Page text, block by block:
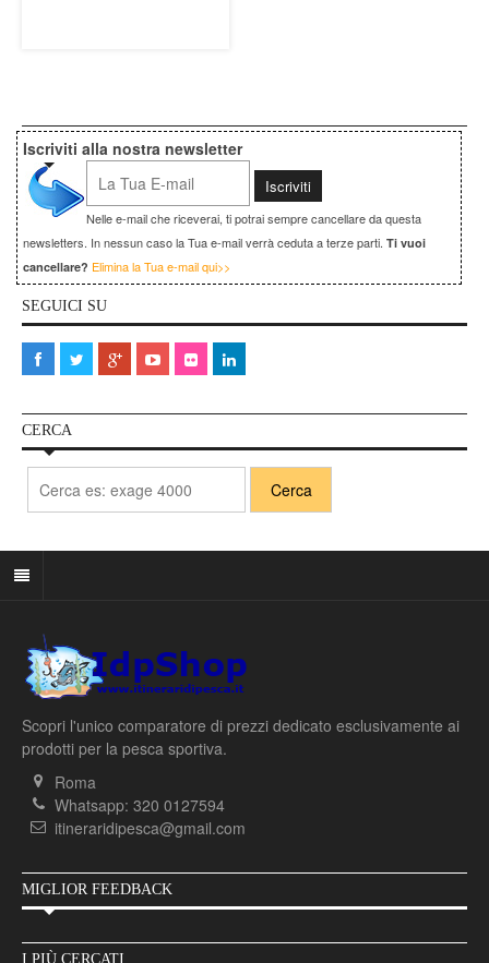
Iscriviti alla nostra newsletter
Nelle e-mail che riceverai, ti potrai sempre cancellare da questa
newsletters. In nessun caso la Tua e-mail verrà ceduta a terze parti. Ti vuoi
cancellare? Elimina la Tua e-mail qui>>
SEGUICI SU
CERCA
Scopri l'unico comparatore di prezzi dedicato esclusivamente ai
prodotti per la pesca sportiva.
Roma
Whatsapp: 320 0127594
itineraridipesca@gmail.com
MIGLIOR FEEDBACK
I PIÙ CERCATI